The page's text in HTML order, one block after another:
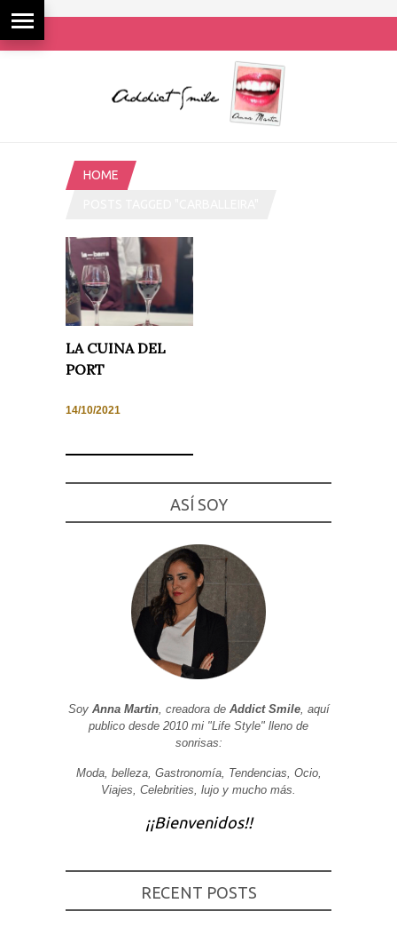
HOME
LA CUINA DEL
PORT
14/10/2021
ASÍ SOY
Soy Anna Martin, creadora de Addict Smile, aquí
publico desde 2010 mi "Life Style" lleno de
sonrisas:
Moda, belleza, Gastronomía, Tendencias, Ocio,
Viajes, Celebrities, lujo y mucho más.
¡¡Bienvenidos!!
RECENT POSTS
Estadísticas
y estructura
de la web, en
base a cómo
mejor posible
rechaza estas